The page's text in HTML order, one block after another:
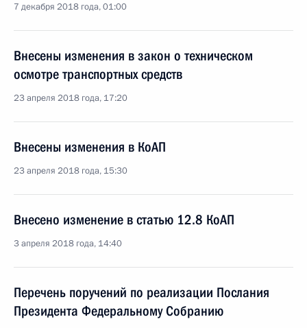
7 декабря 2018 года, 01:00
Внесены изменения в закон о техническом
осмотре транспортных средств
23 апреля 2018 года, 17:20
Внесены изменения в КоАП
23 апреля 2018 года, 15:30
Внесено изменение в статью 12.8 КоАП
3 апреля 2018 года, 14:40
Перечень поручений по реализации Послания
Президента Федеральному Собранию